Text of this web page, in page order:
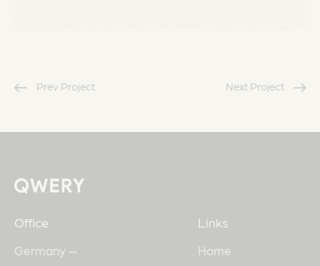
Prev Project Next Project
Office
Germany —
Links
Home